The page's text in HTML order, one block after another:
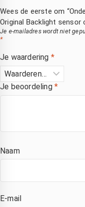
Wees de eerste om
Original Backlight sensor
Je e-mailadres wordt niet
*
Je waardering *
Je beoordeling *
Naam
E-mail
hij
zo